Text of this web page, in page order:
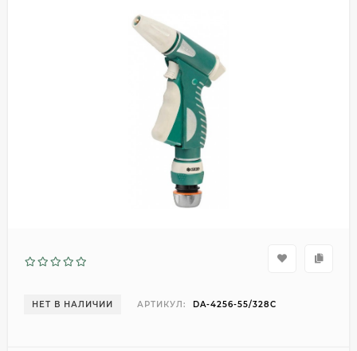
НЕТ В НАЛИЧИИ АРТИКУЛ: DA-4256-55/328C